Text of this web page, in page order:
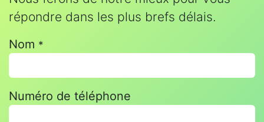
répondre dans les plus brefs délais.
Nom *
Numéro de téléphone